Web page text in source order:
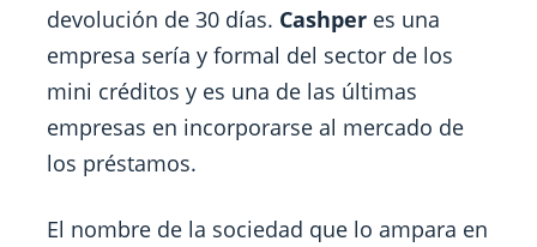
devolución de 30 días. Cashper es una
empresa sería y formal del sector de los
mini créditos y es una de las últimas
empresas en incorporarse al mercado de
los préstamos.
El nombre de la sociedad que lo ampara en